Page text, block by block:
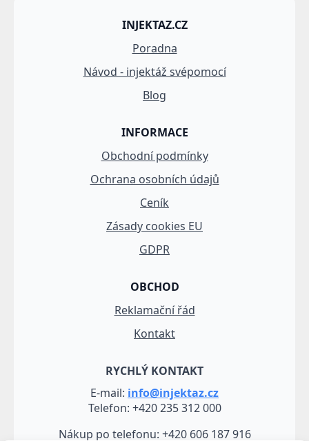
INJEKTAZ.CZ
Poradna
Návod - injektáž svépomocí
Blog
INFORMACE
Obchodní podmínky
Ochrana osobních údajů
Ceník
Zásady cookies EU
GDPR
OBCHOD
Reklamační řád
Kontakt
RYCHLÝ KONTAKT
E-mail: info@injektaz.cz
Telefon: +420 235 312 000
Nákup po telefonu: +420 606 187 916